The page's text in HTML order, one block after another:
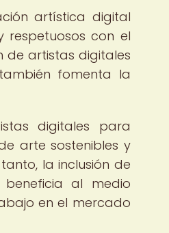
artística digital
con el
de artistas digitales
fomenta la
digitales para
arte sostenibles y
la inclusión de
al medio
en el mercado